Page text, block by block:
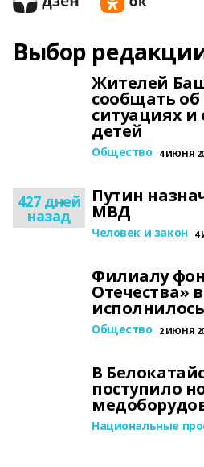
Выбор
Жителей
сообщать
ситуациях и
детей
Общество 4 ИЮНЯ
427 дней
назад
Путин
МВД
Человек и закон 4
Филиалу
Отечества»
Общество 2 ИЮНЯ
В
поступило
Национальные